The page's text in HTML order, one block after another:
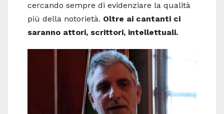
cercando sempre di evidenziare la qualità
più della notorietà. Oltre ai cantanti ci
saranno attori, scrittori, intellettuali.